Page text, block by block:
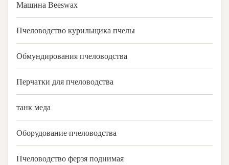
Машина Beeswax
Пчеловодство курильщика пчелы
Обмундирования пчеловодства
Перчатки для пчеловодства
танк меда
Оборудование пчеловодства
Пчеловодство ферзя поднимая